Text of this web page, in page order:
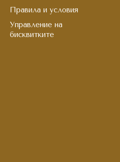
Правила и условия
Управление на
бисквитките